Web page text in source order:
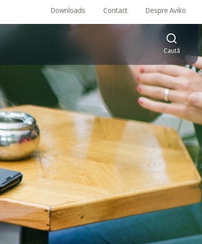
Downloads Contact Despre Aviko
Caută